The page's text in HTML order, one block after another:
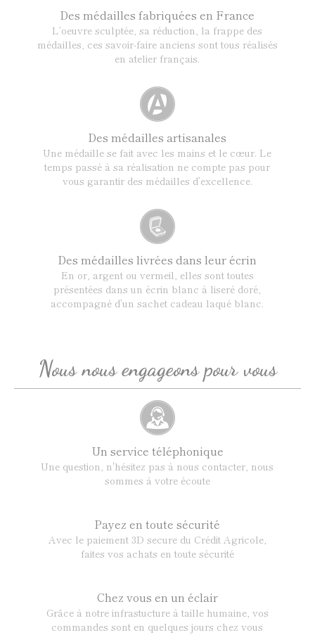
Des médailles fabriquées en France
L’oeuvre sculptée, sa réduction, la frappe des
médailles, ces savoir-faire anciens sont tous réalisés
en atelier français.
Des médailles artisanales
Une médaille se fait avec les mains et le cœur. Le
temps passé à sa réalisation ne compte pas pour
vous garantir des médailles d’excellence.
Des médailles livrées dans leur écrin
En or, argent ou vermeil, elles sont toutes
présentées dans un écrin blanc à liseré doré,
accompagné d’un sachet cadeau laqué blanc.
Nous nous engageons pour vous
Un service téléphonique
Une question, n'hésitez pas à nous contacter, nous
sommes à votre écoute
Payez en toute sécurité
Avec le paiement 3D secure du Crédit Agricole,
faites vos achats en toute sécurité
Chez vous en un éclair
Grâce à notre infrastucture à taille humaine, vos
commandes sont en quelques jours chez vous